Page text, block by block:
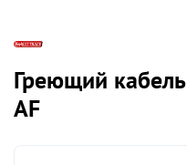
Греющий
AF